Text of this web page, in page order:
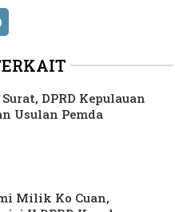
DPRD Kepulauan
Usulan Pemda
Milik Ko Cuan,